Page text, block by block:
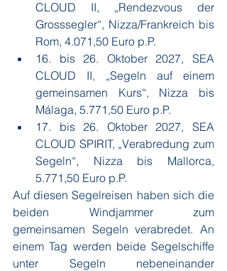
CLOUD II, „Rendezvous der
Grosssegler“, Nizza/Frankreich bis
Rom, 4.071,50 Euro p.P.
16. bis 26. Oktober 2027, SEA
CLOUD II, „Segeln auf einem
gemeinsamen Kurs“, Nizza bis
Málaga, 5.771,50 Euro p.P.
17. bis 26. Oktober 2027, SEA
CLOUD SPIRIT, „Verabredung zum
Segeln“, Nizza bis Mallorca,
5.771,50 Euro p.P.
Auf diesen Segelreisen haben sich die
beiden Windjammer zum
gemeinsamen Segeln verabredet. An
einem Tag werden beide Segelschiffe
unter Segeln nebeneinander